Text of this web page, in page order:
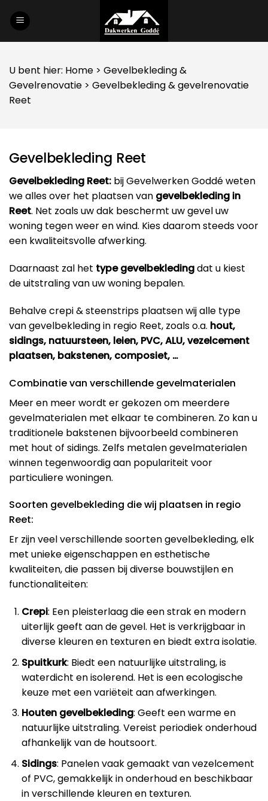
U bent hier: Home > Gevelbekleding&
Gevelrenovatie > Gevelbekleding & gevelrenovatie
Reet
Gevelbekleding Reet
Gevelbekleding Reet: bij Gevelwerken Goddé weten
we alles over het plaatsen van gevelbekleding in
Reet. Net zoals uw dak beschermt uw gevel uw
woning tegen weer en wind. Kies daarom steeds voor
een kwaliteitsvolle afwerking.
Daarnaast zal het type gevelbekledingdat u kiest
de uitstraling van uw woning bepalen.
Behalve crepi & steenstrips plaatsen wij alle type
van gevelbekleding in regio Reet, zoals o.a. hout,
sidings, natuursteen, leien, PVC, ALU, vezelcement
plaatsen, bakstenen, composiet, …
Combinatie van verschillende gevelmaterialen
Meer en meer wordt er gekozen om meerdere
gevelmaterialen met elkaar te combineren. Zo kan u
traditionele bakstenen bijvoorbeeld combineren
met hout of sidings. Zelfs metalen gevelmaterialen
winnen tegenwoordig aan populariteit voor
particuliere woningen.
Soorten gevelbekleding die wij plaatsen in regio
Reet:
Er zijn veel verschillende soorten gevelbekleding, elk
met unieke eigenschappen en esthetische
kwaliteiten, die passen bij diverse bouwstijlen en
functionaliteiten:
Crepi: Een pleisterlaag die een strak en modern
uiterlijk geeft aan de gevel. Het is verkrijgbaar in
diverse kleuren en texturen en biedt extra isolatie.
Spuitkurk: Biedt een natuurlijke uitstraling, is
waterdicht en isolerend. Het is een ecologische
keuze met een variëteit aan afwerkingen.
Houten gevelbekleding: Geeft een warme en
natuurlijke uitstraling. Vereist periodiek onderhoud
afhankelijk van de houtsoort.
Sidings: Panelen vaak gemaakt van vezelcement
of PVC, gemakkelijk in onderhoud en beschikbaar
in verschillende kleuren en texturen.